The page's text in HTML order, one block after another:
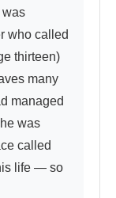
was
who called
thirteen)
many
managed
was
called
life — so